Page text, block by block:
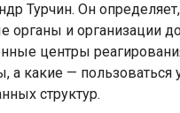
Турчин. Он
органы и организации
центры
а какие — пользоваться
структур.